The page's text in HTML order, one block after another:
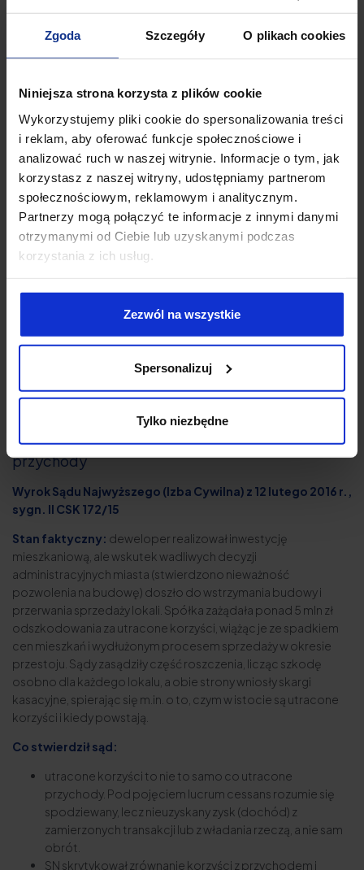
Zgoda Szczegóły O plikach cookies
Niniejsza strona korzysta z plików cookie
Wykorzystujemy pliki cookie do spersonalizowania treści
i reklam, aby oferować funkcje społecznościowe i
analizować ruch w naszej witrynie. Informacje o tym, jak
korzystasz z naszej witryny, udostępniamy partnerom
społecznościowym, reklamowym i analitycznym.
Partnerzy mogą połączyć te informacje z innymi danymi
otrzymanymi od Ciebie lub uzyskanymi podczas
korzystania z ich usług.
Zezwól na wszystkie
Spersonalizuj
Tylko niezbędne
zwrócono działki osobie nieuprawnionej, przez co
powodowie bezpowrotnie utracili możliwość ich odzyskania.
Skarb Państwa w skardze kasacyjnej zarzucił błędną
kwestionując istnienie normalnego związku przyczynowego
oraz dostatecznego prawdopodobieństwa uzyskania tych
korzyści.
Co stwierdził sąd:
Odpowiedzialność za szkodę hipotetyczną (utracone
korzyści) wymaga wykazania z bardzo wysokim,
graniczącym z pewnością prawdopodobieństwem, że
wyrządzające szkodę.
Wykazanie jedynie „szansy” ich uzyskania to za mało.
SN wskazał metodę oceny. Porównuje się rzeczywisty
przebieg zdarzeń z hipotetycznym, odtwarzanym po
wyłączeniu przyczyny szkody, i bierze się pod uwagę
zarówno subiektywną możliwość osiągnięcia korzyści po
stronie poszkodowanego, jak i obiektywną możliwość
4. Utracone korzyści to nie to samo co utracone
przychody
Wyrok Sądu Najwyższego (Izba Cywilna) z 12 lutego 2016 r.,
sygn. II CSK 172/15
Stan faktyczny: deweloper realizował inwestycję
mieszkaniową, ale wskutek wadliwych decyzji
administracyjnych miasta (stwierdzono nieważność
pozwolenia na budowę) doszło do wstrzymania budowy i
przerwania sprzedaży lokali. Spółka zażądała ponad 5 mln zł
odszkodowania za utracone korzyści, wiążąc je ze spadkiem
cen mieszkań i wydłużonym procesem sprzedaży w okresie
przestoju. Sądy zasądziły część roszczenia, licząc szkodę
osobno dla każdego lokalu, a obie strony wniosły skargi
kasacyjne, spierając się m.in. o to, czym w istocie są utracone
korzyści i kiedy powstają.
Co stwierdził sąd:
utracone korzyści to nie to samo co utracone
przychody. Pod pojęciem lucrum cessans rozumie się
spodziewany, lecz nieuzyskany zysk (dochód) z
zamierzonych transakcji lub z władania rzeczą, a nie sam
obrót.
SN skrytykował zrównanie korzyści z przychodem i